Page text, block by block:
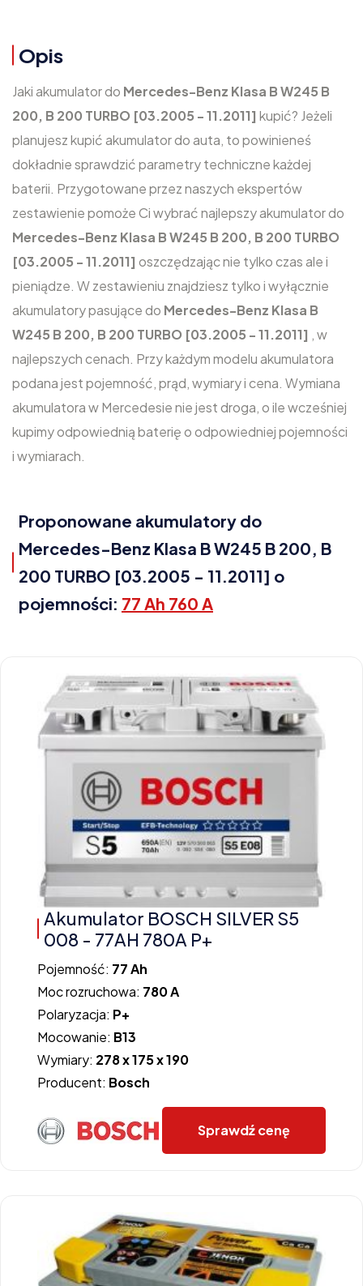
Opis
Jaki akumulator do Mercedes-Benz Klasa B W245 B
200, B 200 TURBO [03.2005 - 11.2011] kupić? Jeżeli
planujesz kupić akumulator do auta, to powinieneś
dokładnie sprawdzić parametry techniczne każdej
baterii. Przygotowane przez naszych ekspertów
zestawienie pomoże Ci wybrać najlepszy akumulator do
Mercedes-Benz Klasa B W245 B 200, B 200 TURBO
[03.2005 - 11.2011] oszczędzając nie tylko czas ale i
pieniądze. W zestawieniu znajdziesz tylko i wyłącznie
akumulatory pasujące do Mercedes-Benz Klasa B
W245 B 200, B 200 TURBO [03.2005 - 11.2011] , w
najlepszych cenach. Przy każdym modelu akumulatora
podana jest pojemność, prąd, wymiary i cena. Wymiana
akumulatora w Mercedesie nie jest droga, o ile wcześniej
kupimy odpowiednią baterię o odpowiedniej pojemności
i wymiarach.
Proponowane akumulatory do
Mercedes-Benz Klasa B W245 B 200, B
200 TURBO [03.2005 - 11.2011] o
pojemności: 77 Ah 760 A
Akumulator BOSCH SILVER S5
008 - 77AH 780A P+
Pojemność: 77 Ah
Moc rozruchowa: 780 A
Polaryzacja: P+
Mocowanie: B13
Wymiary: 278 x 175 x 190
Producent: Bosch
Sprawdź cenę